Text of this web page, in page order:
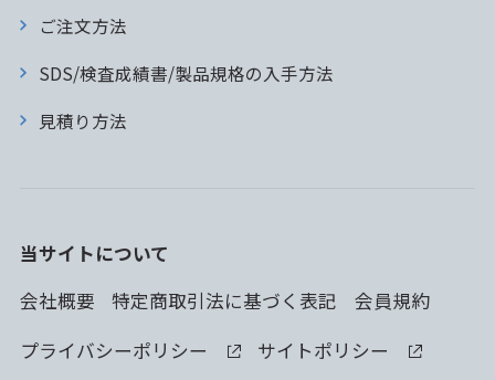
ご注文方法
SDS/検査成績書/製品規格の入手方法
見積り方法
当サイトについて
会社概要
特定商取引法に基づく表記
会員規約
プライバシーポリシー
サイトポリシー